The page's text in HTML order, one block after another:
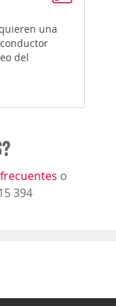
una
del
o
394